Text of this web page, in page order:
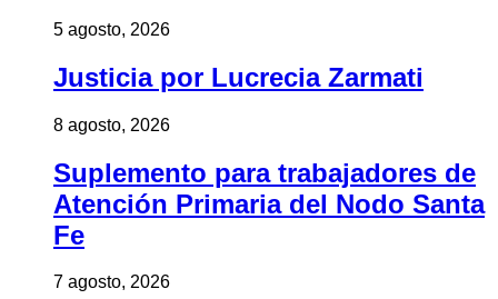
5 agosto, 2026
Justicia por Lucrecia Zarmati
8 agosto, 2026
Suplemento para trabajadores de
Atención Primaria del Nodo Santa
Fe
7 agosto, 2026